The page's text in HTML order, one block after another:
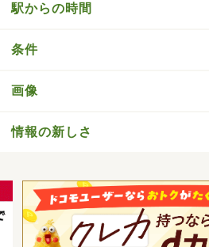
駅からの時間
条件
画像
情報の新しさ